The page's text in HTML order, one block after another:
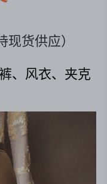
货供应）
、风衣、夹克